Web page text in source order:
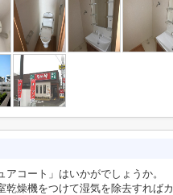
コート」はいかがでしょうか。
乾燥機をつけて湿気を除去すればカ